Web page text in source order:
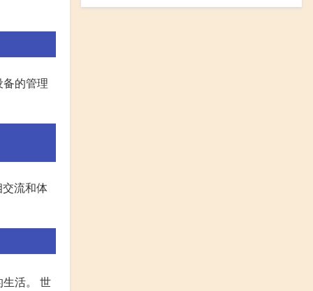
的管理
流和体
活。 世